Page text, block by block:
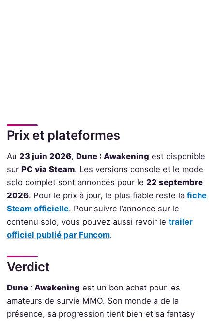
Prix et plateformes
Au 23 juin 2026, Dune : Awakening est disponible
sur PC via Steam. Les versions console et le mode
solo complet sont annoncés pour le 22 septembre
2026. Pour le prix à jour, le plus fiable reste la fiche
Steam officielle. Pour suivre l’annonce sur le
contenu solo, vous pouvez aussi revoir le trailer
officiel publié par Funcom.
Verdict
Dune : Awakening est un bon achat pour les
amateurs de survie MMO. Son monde a de la
présence, sa progression tient bien et sa fantasy